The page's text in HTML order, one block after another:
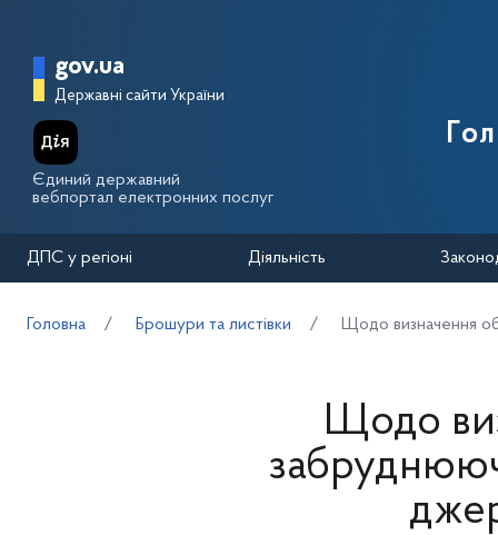
Головна сторінка Державної
gov.ua
Державні сайти України
Єдиний державний
вебпортал електронних послуг
ДПС у регіоні Діяльність
Головна Брошури та листівки Щодо визначення
Щодо